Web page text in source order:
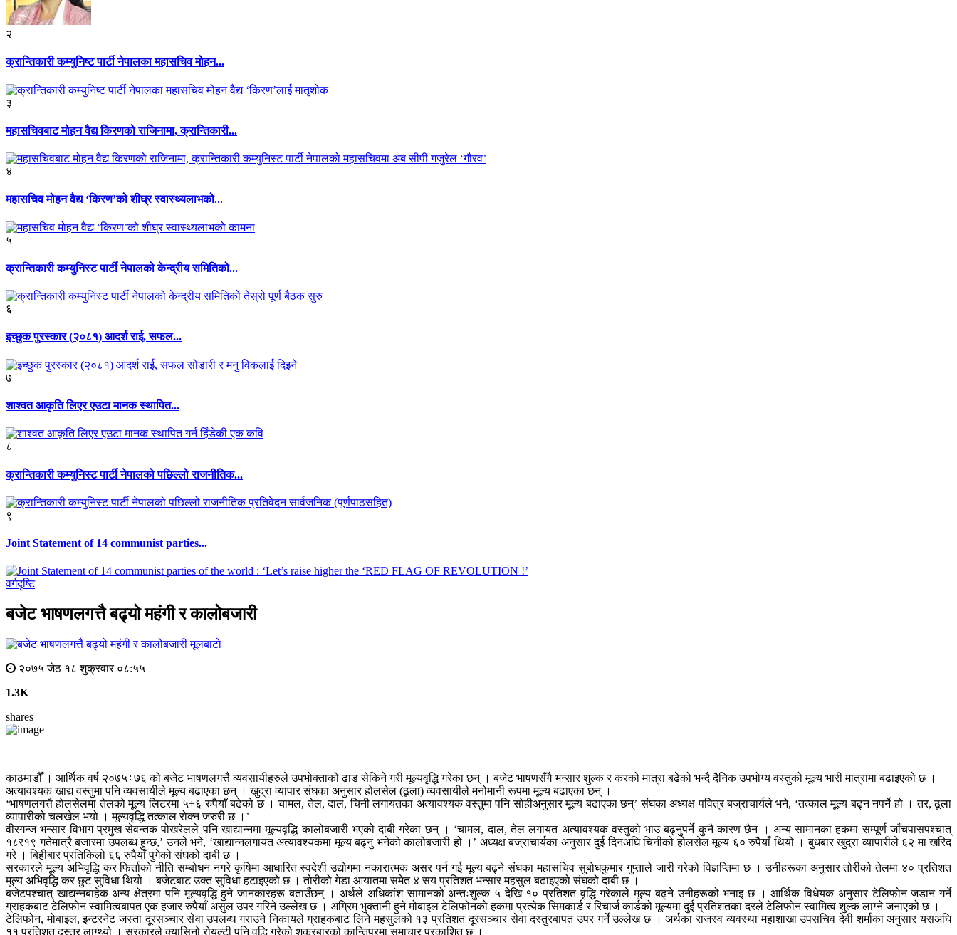
२
क्रान्तिकारी कम्युनिष्ट पार्टी नेपालका महासचिव मोहन...
३
महासचिवबाट मोहन वैद्य किरणको राजिनामा, क्रान्तिकारी...
४
महासचिव मोहन वैद्य ‘किरण’को शीघ्र स्वास्थ्यलाभको...
५
क्रान्तिकारी कम्युनिस्ट पार्टी नेपालको केन्द्रीय समितिको...
६
इच्छुक पुरस्कार (२०८१) आदर्श राई, सफल...
७
शाश्वत आकृति लिएर एउटा मानक स्थापित...
८
क्रान्तिकारी कम्युनिस्ट पार्टी नेपालको पछिल्लो राजनीतिक...
९
Joint Statement of 14 communist parties...
वर्गदृष्टि
बजेट भाषणलगत्तै बढ्यो महंगी र कालोबजारी
मूलबाटाे
२०७५ जेठ १८ शुक्रवार ०८:५५
1.3K
shares
काठमाडौँ । आर्थिक वर्ष २०७५÷७६ को बजेट भाषणलगत्तै व्यवसायीहरुले उपभोक्ताको ढाड सेकिने गरी मूल्यवृद्धि गरेका छन् । बजेट भाषणसँगै भन्सार शुल्क र करको मात्रा बढेको भन्दै दैनिक उपभोग्य वस्तुको मूल्य भारी मात्रामा बढाइएको छ ।
अत्यावश्यक खाद्य वस्तुमा पनि व्यवसायीले मूल्य बढाएका छन् । खुद्रा व्यापार संघका अनुसार होलसेल (ठूला) व्यवसायीले मनोमानी रूपमा मूल्य बढाएका छन् ।
‘भाषणलगत्तै होलसेलमा तेलको मूल्य लिटरमा ५÷६ रुपैयाँ बढेको छ । चामल, तेल, दाल, चिनी लगायतका अत्यावश्यक वस्तुमा पनि सोहीअनुसार मूल्य बढाएका छन्’ संघका अध्यक्ष पवित्र बज्राचार्यले भने, ‘तत्काल मूल्य बढ्न नपर्ने हो । तर, ठूला
व्यापारीको चलखेल भयो । मूल्यवृद्धि तत्काल रोक्न जरुरी छ ।’
वीरगन्ज भन्सार विभाग प्रमुख सेवन्तक पोखरेलले पनि खाद्यान्नमा मूल्यवृद्धि कालोबजारी भएको दाबी गरेका छन् । ‘चामल, दाल, तेल लगायत अत्यावश्यक वस्तुको भाउ बढ्नुपर्ने कुनै कारण छैन । अन्य सामानका हकमा सम्पूर्ण जाँचपासपश्चात्
१८र१९ गतेमात्रै बजारमा उपलब्ध हुन्छ,’ उनले भने, ‘खाद्यान्नलगायत अत्यावश्यकमा मूल्य बढ्नु भनेको कालोबजारी हो ।’ अध्यक्ष बज्राचार्यका अनुसार दुई दिनअघि चिनीको होलसेल मूल्य ६० रुपैयाँ थियो । बुधबार खुद्रा व्यापारीले ६२ मा खरिद
गरे । बिहीबार प्रतिकिलो ६६ रुपैयाँ पुगेको संघको दाबी छ ।
सरकारले मूल्य अभिवृद्धि कर फिर्ताको नीति सम्बोधन नगरे कृषिमा आधारित स्वदेशी उद्योगमा नकारात्मक असर पर्न गई मूल्य बढ्ने संघका महासचिव सुबोधकुमार गुप्ताले जारी गरेको विज्ञप्तिमा छ । उनीहरूका अनुसार तोरीको तेलमा ४० प्रतिशत
मूल्य अभिवृद्धि कर छुट सुविधा थियो । बजेटबाट उक्त सुविधा हटाइएको छ । तोरीको गेडा आयातमा समेत ४ सय प्रतिशत भन्सार महसुल बढाइएको संघको दाबी छ ।
बजेटपश्चात् खाद्यन्नबाहेक अन्य क्षेत्रमा पनि मूल्यवृद्धि हुने जानकारहरू बताउँछन् । अर्थले अधिकांश सामानको अन्तःशुल्क ५ देखि १० प्रतिशत वृद्धि गरेकाले मूल्य बढ्ने उनीहरूको भनाइ छ । आर्थिक विधेयक अनुसार टेलिफोन जडान गर्ने
ग्राहकबाट टेलिफोन स्वामित्वबापत एक हजार रुपैयाँ असुल उपर गरिने उल्लेख छ । अग्रिम भुक्तानी हुने मोबाइल टेलिफोनको हकमा प्रत्येक सिमकार्ड र रिचार्ज कार्डको मूल्यमा दुई प्रतिशतका दरले टेलिफोन स्वामित्व शुल्क लाग्ने जनाएको छ ।
टेलिफोन, मोबाइल, इन्टरनेट जस्ता दूरसञ्चार सेवा उपलब्ध गराउने निकायले ग्राहकबाट लिने महसुलको १३ प्रतिशत दूरसञ्चार सेवा दस्तुरबापत उपर गर्ने उल्लेख छ । अर्थका राजस्व व्यवस्था महाशाखा उपसचिव देवी शर्माका अनुसार यसअघि
११ प्रतिशत दस्तुर लाग्थ्यो । सरकारले क्यासिनो रोयल्टी पनि वृद्धि गरेको शुक्रबारको कान्तिपुरमा समाचार प्रकाशित छ ।